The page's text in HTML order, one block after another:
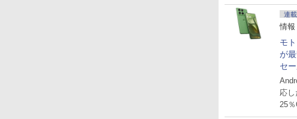
試
連載
情報
モ
が
セ
応
25